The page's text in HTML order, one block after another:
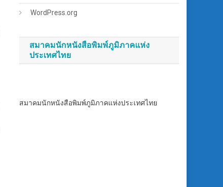
WordPress.org
สมาคมนักหนังสือพิมพ์ภูมิภาคแห่ง
ประเทศไทย
สมาคมนักหนังสือพิมพ์ภูมิภาคแห่งประเทศไทย